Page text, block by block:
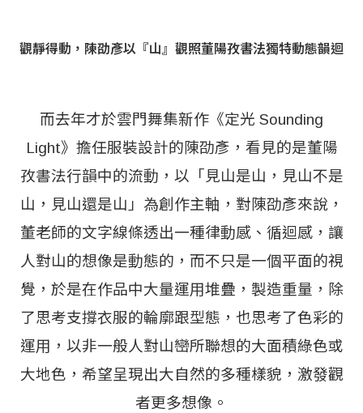
觀靜得動，陳劭彥以『山』觀照董陽孜書法獨特動態韻迴
而去年才於雲門舞集新作《定光 Sounding
Light》擔任服裝設計的陳劭彥，看見的是董陽
孜書法行韻中的流動，以「見山是山，見山不是
山，見山還是山」為創作主軸，對陳劭彥來說，
董老師的文字線條透出一種律動感、循迴感，讓
人對山的想像是動態的，而不只是一個平面的視
覺，於是在作品中大量運用堆疊，製造重量，除
了思考支撐衣服的輪廓跟型態，也思考了色彩的
運用，以非一般人對山巒所聯想的大面積綠色或
大地色，希望呈現出大自然的多種樣貌，激發觀
者更多想像。